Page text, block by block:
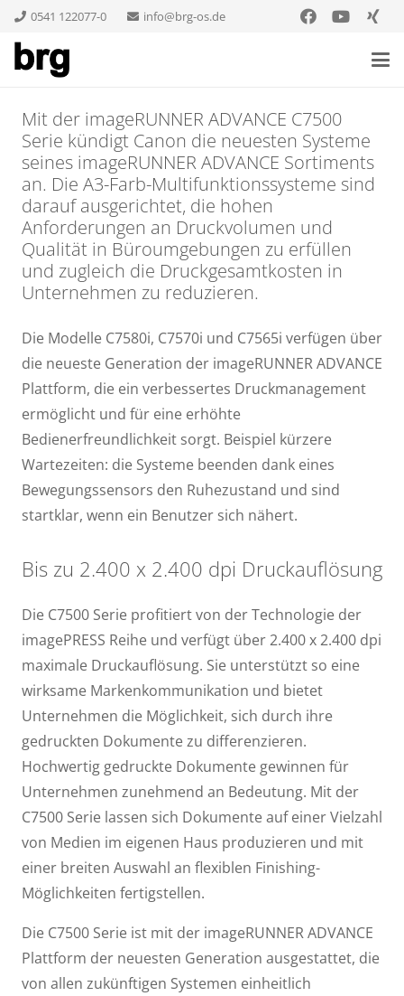
0541 122077-0 info@brg-os.de
Mit der imageRUNNER ADVANCE C7500
Serie kündigt Canon die neuesten Systeme
seines imageRUNNER ADVANCE Sortiments
an. Die A3-Farb-Multifunktionssysteme sind
darauf ausgerichtet, die hohen
Anforderungen an Druckvolumen und
Qualität in Büroumgebungen zu erfüllen
und zugleich die Druckgesamtkosten in
Unternehmen zu reduzieren.
Die Modelle C7580i, C7570i und C7565i verfügen über
die neueste Generation der imageRUNNER ADVANCE
Plattform, die ein verbessertes Druckmanagement
ermöglicht und für eine erhöhte
Bedienerfreundlichkeit sorgt. Beispiel kürzere
Wartezeiten: die Systeme beenden dank eines
Bewegungssensors den Ruhezustand und sind
startklar, wenn ein Benutzer sich nähert.
Bis zu 2.400 x 2.400 dpi Druckauflösung
Die C7500 Serie profitiert von der Technologie der
imagePRESS Reihe und verfügt über 2.400 x 2.400 dpi
maximale Druckauflösung. Sie unterstützt so eine
wirksame Markenkommunikation und bietet
Unternehmen die Möglichkeit, sich durch ihre
gedruckten Dokumente zu differenzieren.
Hochwertig gedruckte Dokumente gewinnen für
Unternehmen zunehmend an Bedeutung. Mit der
C7500 Serie lassen sich Dokumente auf einer Vielzahl
von Medien im eigenen Haus produzieren und mit
einer breiten Auswahl an flexiblen Finishing-
Möglichkeiten fertigstellen.
Die C7500 Serie ist mit der imageRUNNER ADVANCE
Plattform der neuesten Generation ausgestattet, die
von allen zukünftigen Systemen einheitlich